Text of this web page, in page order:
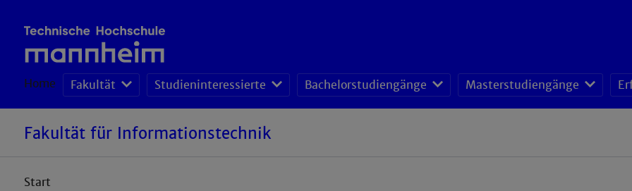
Home Fakultät Studieninteressierte Bachelorstudiengänge Masterstudiengänge
Fakultät für Informationstechnik
Start